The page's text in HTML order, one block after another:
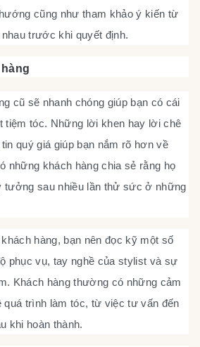
cũng như tham khảo ý kiến từ
trước khi quyết định.
cũ sẽ nhanh chóng giúp bạn có cái
tiệm tóc. Những lời khen hay lời chê
quý giá giúp bạn nắm rõ hơn về
những khách hàng chia sẻ rằng họ
tưởng sau nhiều lần thử sức ở những
hàng, bạn nên đọc kỹ một số
phục vụ, tay nghề của stylist và sự
Khách hàng thường có những cảm
quá trình làm tóc, từ việc tư vấn đến
khi hoàn thành.